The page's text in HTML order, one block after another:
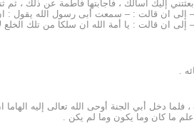
إليك أسألك ، فأجابتها فاطمة عن ذلك ،
ان قالت : – سمعت أبى رسول الله يقول :
إلى ان قالت : يا أمة الله ان سلكا من تلك
.
دخل أبي الجنة أوحى الله تعالى إليه
ما كان وما يكون وما لم يكن .